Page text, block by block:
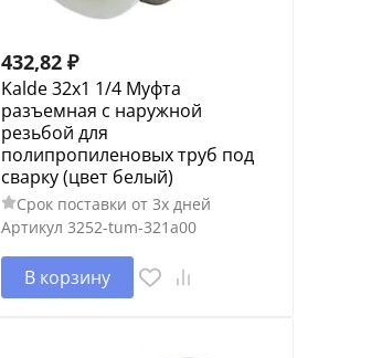
432,82 ₽
Kalde 32x1 1/4 Муфта
разъемная с наружной
резьбой для
полипропиленовых труб под
сварку (цвет белый)
Срок поставки от 3х дней
Артикул 3252-tum-321a00
В корзину